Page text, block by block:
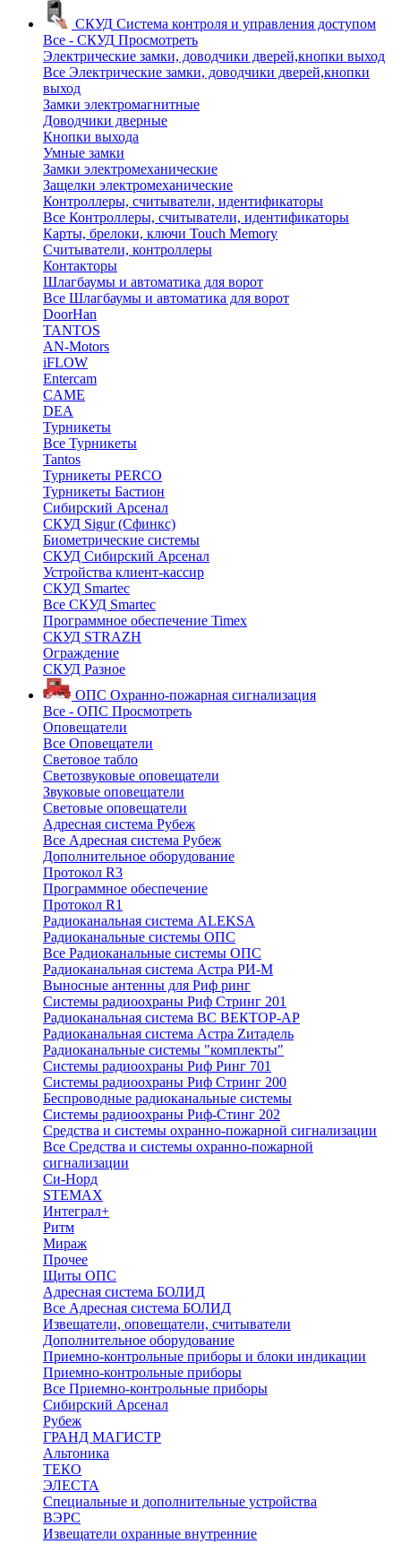
СКУД Система контроля и управления доступом
Все - СКУД Просмотреть
Электрические замки, доводчики дверей,кнопки выход
Все Электрические замки, доводчики дверей,кнопки
выход
Замки электромагнитные
Доводчики дверные
Кнопки выхода
Умные замки
Замки электромеханические
Защелки электромеханические
Контроллеры, считыватели, идентификаторы
Все Контроллеры, считыватели, идентификаторы
Карты, брелоки, ключи Touch Memory
Считыватели, контроллеры
Контакторы
Шлагбаумы и автоматика для ворот
Все Шлагбаумы и автоматика для ворот
DoorHan
TANTOS
AN-Motors
iFLOW
Entercam
CAME
DEA
Турникеты
Все Турникеты
Tantos
Турникеты PERCO
Турникеты Бастион
Сибирский Арсенал
СКУД Sigur (Сфинкс)
Биометрические системы
СКУД Сибирский Арсенал
Устройства клиент-кассир
СКУД Smartec
Все СКУД Smartec
Программное обеспечение Timex
СКУД STRAZH
Ограждение
СКУД Разное
ОПС Охранно-пожарная сигнализация
Все - ОПС Просмотреть
Оповещатели
Все Оповещатели
Световое табло
Светозвуковые оповещатели
Звуковые оповещатели
Световые оповещатели
Адресная система Рубеж
Все Адресная система Рубеж
Дополнительное оборудование
Протокол R3
Программное обеспечение
Протокол R1
Радиоканальная система ALEKSA
Радиоканальные системы ОПС
Все Радиоканальные системы ОПС
Радиоканальная система Астра РИ-М
Выносные антенны для Риф ринг
Системы радиоохраны Риф Стринг 201
Радиоканальная система ВС ВЕКТОР-АР
Радиоканальная система Астра Zитадель
Радиоканальные системы "комплекты"
Системы радиоохраны Риф Ринг 701
Системы радиоохраны Риф Стринг 200
Беспроводные радиоканальные системы
Системы радиоохраны Риф-Стинг 202
Средства и системы охранно-пожарной сигнализации
Все Средства и системы охранно-пожарной
сигнализации
Си-Норд
STEMAX
Интеграл+
Ритм
Мираж
Прочее
Щиты ОПС
Адресная система БОЛИД
Все Адресная система БОЛИД
Извещатели, оповещатели, считыватели
Дополнительное оборудование
Приемно-контрольные приборы и блоки индикации
Приемно-контрольные приборы
Все Приемно-контрольные приборы
Сибирский Арсенал
Рубеж
ГРАНД МАГИСТР
Альтоника
ТЕКО
ЭЛЕСТА
Специальные и дополнительные устройства
ВЭРС
Извещатели охранные внутренние